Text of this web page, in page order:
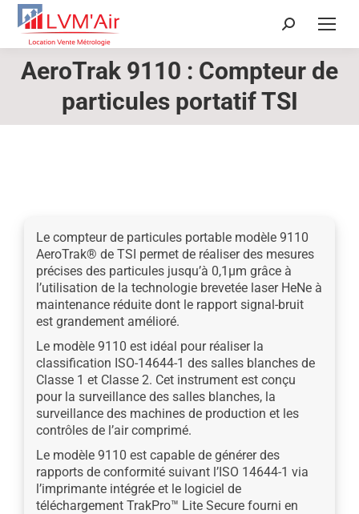
Recherche
AeroTrak 9110 : Compteur de
particules portatif TSI
Le compteur de particules portable modèle 9110
AeroTrak® de TSI permet de réaliser des mesures
précises des particules jusqu’à 0,1μm grâce à
l’utilisation de la technologie brevetée laser HeNe à
maintenance réduite dont le rapport signal-bruit
est grandement amélioré.
Le modèle 9110 est idéal pour réaliser la
classification ISO-14644-1 des salles blanches de
Classe 1 et Classe 2. Cet instrument est conçu
pour la surveillance des salles blanches, la
surveillance des machines de production et les
contrôles de l’air comprimé.
Le modèle 9110 est capable de générer des
rapports de conformité suivant l’ISO 14644-1 via
l’imprimante intégrée et le logiciel de
téléchargement TrakPro™ Lite Secure fourni en